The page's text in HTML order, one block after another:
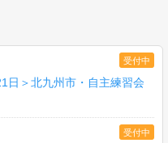
日＞北九州市・自主練習会
受付中
受付中